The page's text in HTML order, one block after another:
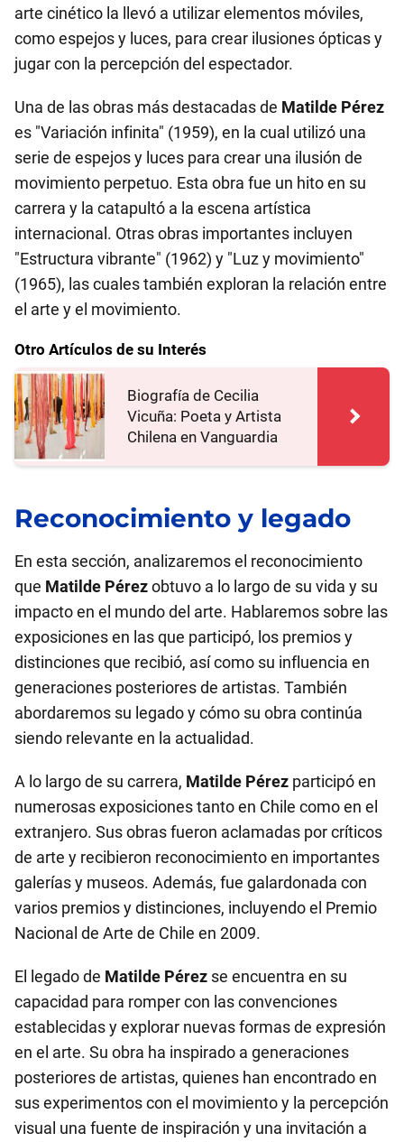
arte cinético la llevó a utilizar elementos móviles,
como espejos y luces, para crear ilusiones ópticas y
jugar con la percepción del espectador.
Una de las obras más destacadas de Matilde Pérez
es "Variación infinita" (1959), en la cual utilizó una
serie de espejos y luces para crear una ilusión de
movimiento perpetuo. Esta obra fue un hito en su
carrera y la catapultó a la escena artística
internacional. Otras obras importantes incluyen
"Estructura vibrante" (1962) y "Luz y movimiento"
(1965), las cuales también exploran la relación entre
el arte y el movimiento.
Otro Artículos de su Interés
Biografía de Cecilia
Vicuña: Poeta y Artista
Chilena en Vanguardia
Reconocimiento y legado
En esta sección, analizaremos el reconocimiento
que Matilde Pérezobtuvo a lo largo de su vida y su
impacto en el mundo del arte. Hablaremos sobre las
exposiciones en las que participó, los premios y
distinciones que recibió, así como su influencia en
generaciones posteriores de artistas. También
abordaremos su legado y cómo su obra continúa
siendo relevante en la actualidad.
A lo largo de su carrera, Matilde Pérez participó en
numerosas exposiciones tanto en Chile como en el
extranjero. Sus obras fueron aclamadas por críticos
de arte y recibieron reconocimiento en importantes
galerías y museos. Además, fue galardonada con
varios premios y distinciones, incluyendo el Premio
Nacional de Arte de Chile en 2009.
El legado de Matilde Pérez se encuentra en su
capacidad para romper con las convenciones
establecidas y explorar nuevas formas de expresión
en el arte. Su obra ha inspirado a generaciones
posteriores de artistas, quienes han encontrado en
sus experimentos con el movimiento y la percepción
visual una fuente de inspiración y una invitación a